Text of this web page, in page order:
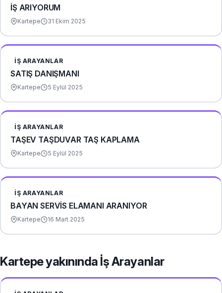
İŞ ARIYORUM
Kartepe 31 Ekim 2025
İŞ ARAYANLAR
SATIŞ DANIŞMANI
Kartepe 5 Eylül 2025
İŞ ARAYANLAR
TAŞEV TAŞDUVAR TAŞ KAPLAMA
Kartepe 5 Eylül 2025
İŞ ARAYANLAR
BAYAN SERVİS ELAMANI ARANIYOR
Kartepe 16 Mart 2025
Kartepe yakınında İş Arayanlar